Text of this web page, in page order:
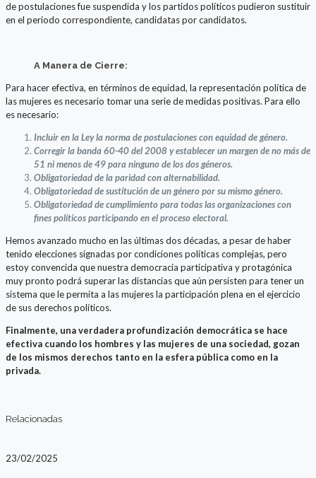
de postulaciones fue suspendida y los partidos políticos pudieron sustituir
en el periodo correspondiente, candidatas por candidatos.
A Manera de Cierre:
Para hacer efectiva, en términos de equidad, la representación política de
las mujeres es necesario tomar una serie de medidas positivas. Para ello
es necesario:
Incluir en la Ley la norma de postulaciones con equidad de género.
Corregir la banda 60-40 del 2008 y establecer un margen de no más de
51 ni menos de 49 para ninguno de los dos géneros.
Obligatoriedad de la paridad con alternabilidad.
Obligatoriedad de sustitución de un género por su mismo género.
Obligatoriedad de cumplimiento para todas las organizaciones con
fines políticos participando en el proceso electoral.
Hemos avanzado mucho en las últimas dos décadas, a pesar de haber
tenido elecciones signadas por condiciones políticas complejas, pero
estoy convencida que nuestra democracia participativa y protagónica
muy pronto podrá superar las distancias que aún persisten para tener un
sistema que le permita a las mujeres la participación plena en el ejercicio
de sus derechos políticos.
Finalmente, una verdadera profundización democrática se hace
efectiva cuando los hombres y las mujeres de una sociedad, gozan
de los mismos derechos tanto en la esfera pública como en la
privada.
Relacionadas
23/02/2025